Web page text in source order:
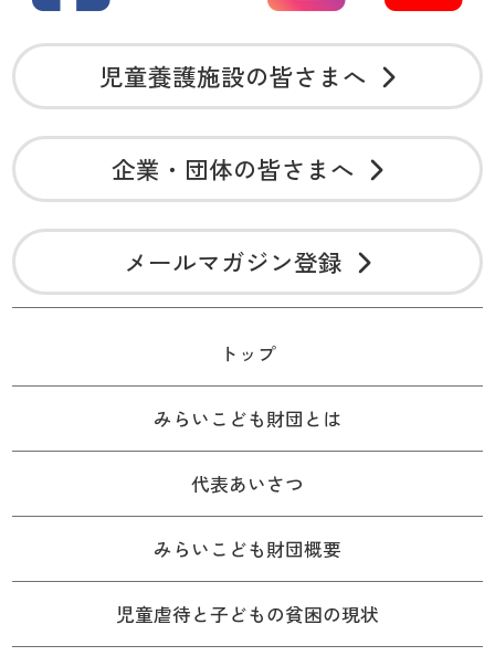
児童養護施設の皆さまへ
企業・団体の皆さまへ
メールマガジン登録
トップ
みらいこども財団とは
代表あいさつ
みらいこども財団概要
児童虐待と子どもの貧困の現状